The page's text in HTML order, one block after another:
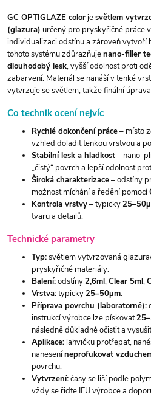
GC OPTIGLAZE colorjesvětlem
(glazura) určený pro pryskyřičné práce
individualizaci odstínu a zároveň vytvoří
tohoto systému zdůrazňujenano-filler
dlouhodobý lesk, vyšší odolnost proti
zabarvení. Materiál se nanáší v tenké
vytvrzuje se světlem, takže finální
Co technik ocení nejvíc
Rychlé dokončení práce– místo
vzhled doladit tenkou vrstvou a
Stabilní lesk a hladkost– nano-
„čistý“ povrch a lepší odolnost
Široká charakterizace– odstíny
možnost míchání a ředění pomocí
Kontrola vrstvy– typicky
tvaru a detailů.
Technické parametry
Typ:světlem vytvrzovaná
pryskyřičné materiály.
Balení:odstíny2,6ml;Clear 5ml;
Vrstva:typicky25–50µm.
Příprava povrchu (laboratorně):
instrukcí výrobce lze pískovat
následně důkladně očistit a
Aplikace: lahvičku protřepat,
naneseníneprofukovat
povrchu.
Vytvrzení:časy se liší podle
vždy se řiďte IFU výrobce a